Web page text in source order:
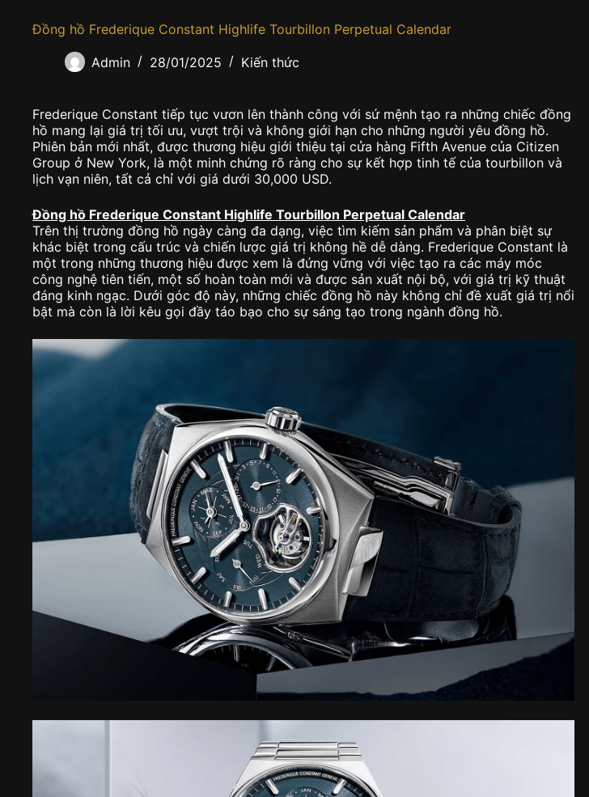
Đồng hồ Frederique Constant Highlife Tourbillon Perpetual Calendar
Admin 28/01/2025 Kiến thức
Frederique Constant tiếp tục vươn lên thành công với sứ mệnh tạo ra những chiếc đồng
hồ mang lại giá trị tối ưu, vượt trội và không giới hạn cho những người yêu đồng hồ.
Phiên bản mới nhất, được thương hiệu giới thiệu tại cửa hàng Fifth Avenue của Citizen
Group ở New York, là một minh chứng rõ ràng cho sự kết hợp tinh tế của tourbillon và
lịch vạn niên, tất cả chỉ với giá dưới 30,000 USD.
Đồng hồ Frederique Constant Highlife Tourbillon Perpetual Calendar
Trên thị trường đồng hồ ngày càng đa dạng, việc tìm kiếm sản phẩm và phân biệt sự
khác biệt trong cấu trúc và chiến lược giá trị không hề dễ dàng. Frederique Constant là
một trong những thương hiệu được xem là đứng vững với việc tạo ra các máy móc
công nghệ tiên tiến, một số hoàn toàn mới và được sản xuất nội bộ, với giá trị kỹ thuật
đáng kinh ngạc. Dưới góc độ này, những chiếc đồng hồ này không chỉ đề xuất giá trị nổi
bật mà còn là lời kêu gọi đầy táo bạo cho sự sáng tạo trong ngành đồng hồ.